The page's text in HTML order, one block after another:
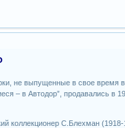
не выпущенные в свое время
– в Автодор”, продавались в
коллекционер С.Блехман